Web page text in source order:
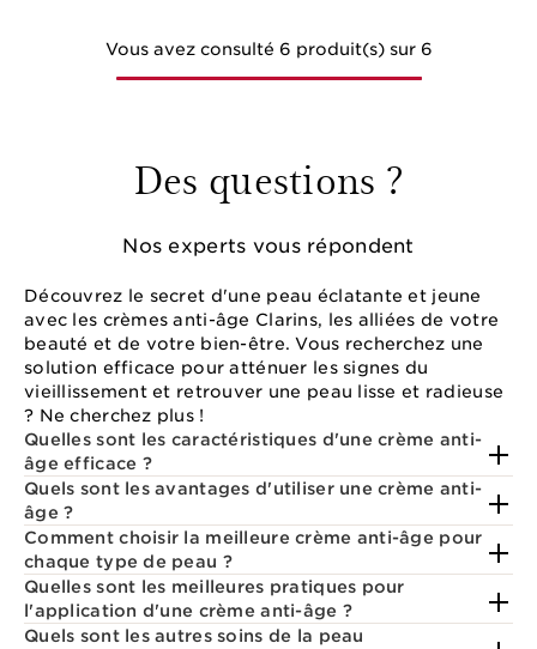
Vous avez consulté 6 produit(s) sur 6
Des questions ?
Nos experts vous répondent
Découvrez le secret d'une peau éclatante et jeune
avec les crèmes anti-âge Clarins, les alliées de votre
beauté et de votre bien-être. Vous recherchez une
solution efficace pour atténuer les signes du
vieillissement et retrouver une peau lisse et radieuse
? Ne cherchez plus !
Quelles sont les caractéristiques d'une crème anti-
âge efficace ?
Quels sont les avantages d'utiliser une crème anti-
âge ?
Comment choisir la meilleure crème anti-âge pour
chaque type de peau ?
Quelles sont les meilleures pratiques pour
l'application d'une crème anti-âge ?
Quels sont les autres soins de la peau